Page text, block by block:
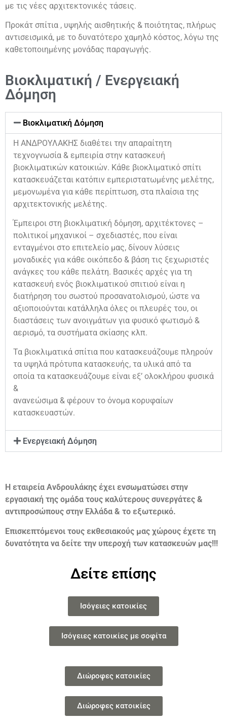
με τις νέες αρχιτεκτονικές τάσεις.
Προκάτ σπίτια , υψηλής αισθητικής & ποιότητας, πλήρως
αντισεισμικά, με το δυνατότερο χαμηλό κόστος, λόγω της
καθετοποιημένης μονάδας παραγωγής.
Βιοκλιματική / Ενεργειακή
Δόμηση
Βιοκλιματική Δόμηση
Η ΑΝΔΡΟΥΛΑΚΗΣ διαθέτει την απαραίτητη
τεχνογνωσία & εμπειρία στην κατασκευή
βιοκλιματικών κατοικιών. Κάθε βιοκλιματικό σπίτι
κατασκευάζεται κατόπιν εμπεριστατωμένης μελέτης,
μεμονωμένα για κάθε περίπτωση, στα πλαίσια της
αρχιτεκτονικής μελέτης.
Έμπειροι στη βιοκλιματική δόμηση, αρχιτέκτονες –
πολιτικοί μηχανικοί – σχεδιαστές, που είναι
ενταγμένοι στο επιτελείο μας, δίνουν λύσεις
μοναδικές για κάθε οικόπεδο & βάση τις ξεχωριστές
ανάγκες του κάθε πελάτη. Βασικές αρχές για τη
κατασκευή ενός βιοκλιματικού σπιτιού είναι η
διατήρηση του σωστού προσανατολισμού, ώστε να
αξιοποιούνται κατάλληλα όλες οι πλευρές του, οι
διαστάσεις των ανοιγμάτων για φυσικό φωτισμό &
αερισμό, τα συστήματα σκίασης κλπ.
Τα βιοκλιματικά σπίτια που κατασκευάζουμε πληρούν
τα υψηλά πρότυπα κατασκευής, τα υλικά από τα
οποία τα κατασκευάζουμε είναι εξ’ ολοκλήρου φυσικά
&
ανανεώσιμα & φέρουν το όνομα κορυφαίων
κατασκευαστών.
Ενεργειακή Δόμηση
Η εταιρεία Ανδρουλάκης έχει ενσωματώσει στην
εργασιακή της ομάδα τους καλύτερους συνεργάτες &
αντιπροσώπους στην Ελλάδα & το εξωτερικό.
Επισκεπτόμενοι τους εκθεσιακούς μας χώρους έχετε τη
δυνατότητα να δείτε την υπεροχή των κατασκευών μας!!!
Δείτε επίσης
Ισόγειες κατοικίες
Ισόγειες κατοικίες με σοφίτα
Διώροφες κατοικίες
Διώροφες κατοικίες